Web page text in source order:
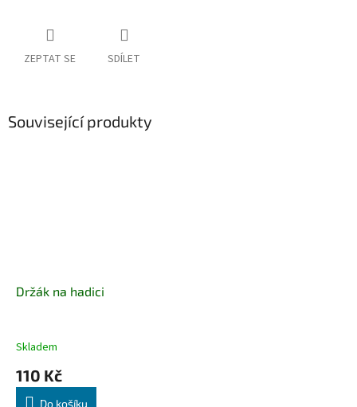
ZEPTAT SE SDÍLET
Související produkty
Držák na hadici
Skladem
110 Kč
Do košíku